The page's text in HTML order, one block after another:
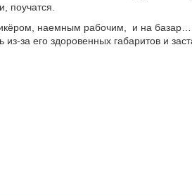
поучатся.
наемным рабочим, и на базар…
за его здоровенных габаритов и